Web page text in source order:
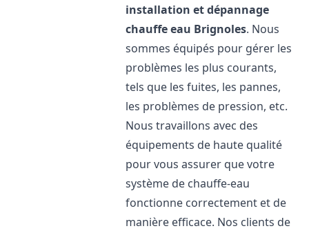
installation et dépannage
chauffe eau Brignoles. Nous
sommes équipés pour gérer les
problèmes les plus courants,
tels que les fuites, les pannes,
les problèmes de pression, etc.
Nous travaillons avec des
équipements de haute qualité
pour vous assurer que votre
système de chauffe-eau
fonctionne correctement et de
manière efficace. Nos clients de